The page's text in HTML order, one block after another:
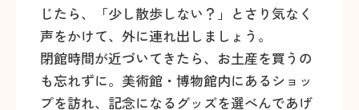
じたら、「少し散歩しない？」とさり気なく
声をかけて、外に連れ出しましょう。
閉館時間が近づいてきたら、お土産を買うの
も忘れずに。美術館・博物館内にあるショッ
プを訪れ、記念になるグッズを選べんであげ